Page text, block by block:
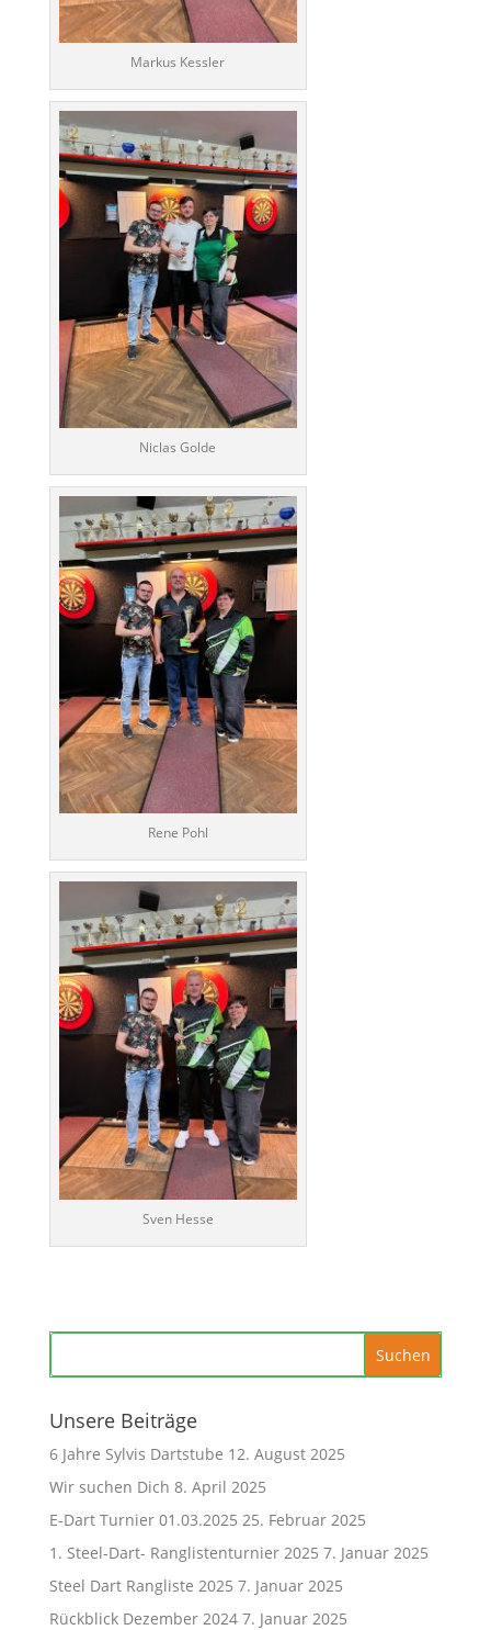
Markus Kessler
Niclas Golde
Rene Pohl
Sven Hesse
Unsere Beiträge
6 Jahre Sylvis Dartstube 12. August 2025
Wir suchen Dich 8. April 2025
E-Dart Turnier 01.03.2025 25. Februar 2025
1. Steel-Dart- Ranglistenturnier 2025 7. Januar 2025
Steel Dart Rangliste 2025 7. Januar 2025
Rückblick Dezember 2024 7. Januar 2025